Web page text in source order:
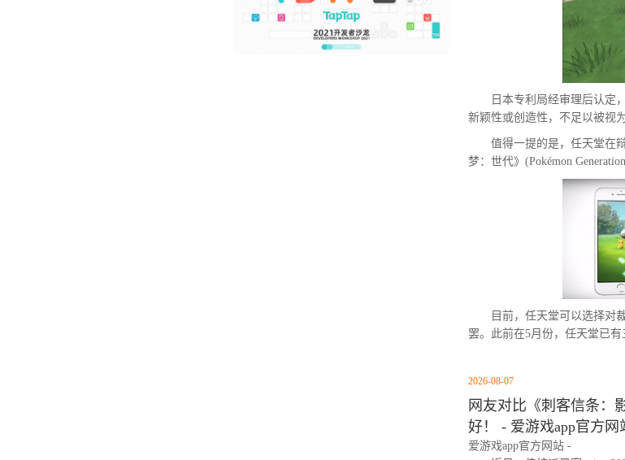
日本专利局经审理后认定
新颖性或创造性，不足以被视
值得一提的是，任天堂在
梦：世代》(Pokémon
目前，任天堂可以选择对
罢。此前在5月份，任天堂已有
2026-08-07
网友对比《刺客信条：
好！ - 爱游戏app官方网
爱游戏app官方网站 -